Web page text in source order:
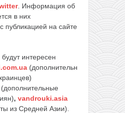
. Информация об
в них
публикацией на сайте
интересен
(дополнительн
(дополнительные
, vandrouki.asia
из Средней Азии).